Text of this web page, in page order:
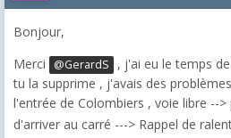
Bonjour,
Merci
@GerardS
, j'ai eu le temps
tu la supprime , j'avais des
l'entrée de Colombiers , voie libre --
d'arriver au carré ---> Rappel de